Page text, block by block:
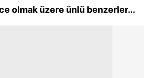
olmak üzere ünlü benzerler...